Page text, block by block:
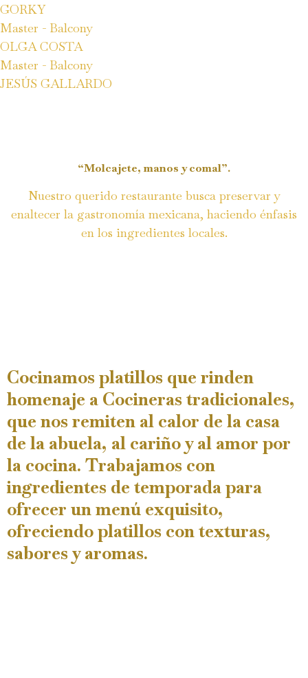
GORKY
Master - Balcony
OLGA COSTA
Master - Balcony
JESÚS GALLARDO
“Molcajete, manos y comal”.
Nuestro querido restaurante busca preservar y
enaltecer la gastronomía mexicana, haciendo énfasis
en los ingredientes locales.
Cocinamos platillos que rinden
homenaje a Cocineras tradicionales,
que nos remiten al calor de la casa
de la abuela, al cariño y al amor por
la cocina. Trabajamos con
ingredientes de temporada para
ofrecer un menú exquisito,
ofreciendo platillos con texturas,
sabores y aromas.